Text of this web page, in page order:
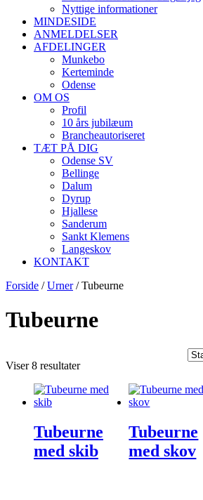
Nyttige informationer
MINDESIDE
ANMELDELSER
AFDELINGER
Munkebo
Kerteminde
Odense
OM OS
Profil
10 års jubilæum
Brancheautoriseret
TÆT PÅ DIG
Odense SV
Bellinge
Dalum
Dyrup
Hjallese
Sanderum
Sankt Klemens
Langeskov
KONTAKT
Forside /Urner/ Tubeurne
Tubeurne
Viser 8 resultater
Tubeurne
med skib
Tubeurne
med skov